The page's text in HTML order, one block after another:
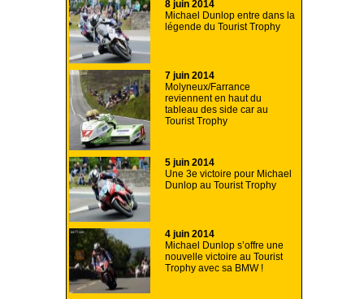
8 juin 2014
Michael Dunlop entre dans la
légende du Tourist Trophy
7 juin 2014
Molyneux/Farrance
reviennent en haut du
tableau des side car au
Tourist Trophy
5 juin 2014
Une 3e victoire pour Michael
Dunlop au Tourist Trophy
4 juin 2014
Michael Dunlop s’offre une
nouvelle victoire au Tourist
Trophy avec sa BMW !